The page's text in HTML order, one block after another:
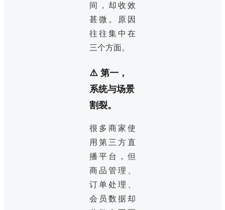
间，却收效
甚微。原因
往往集中在
三个方面。
⚠️ 第一，
系统与场景
割裂。
很多商家使
用第三方直
播平台，但
商品管理、
订单处理、
会员数据却